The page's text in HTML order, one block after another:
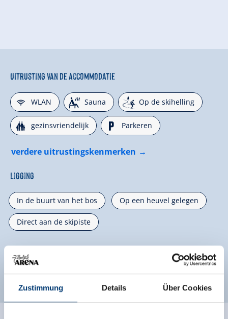
Zustimmung Details Über Cookies
Uitrusting van de accommodatie
🜉WLAN 🗔Sauna 🞷Op de skihelling
🍺gezinsvriendelijk 🐈Parkeren
verdere uitrustingskenmerken
Ligging
In de buurt van het bos Op een heuvel gelegen
Direct aan de skipiste
Classificaties